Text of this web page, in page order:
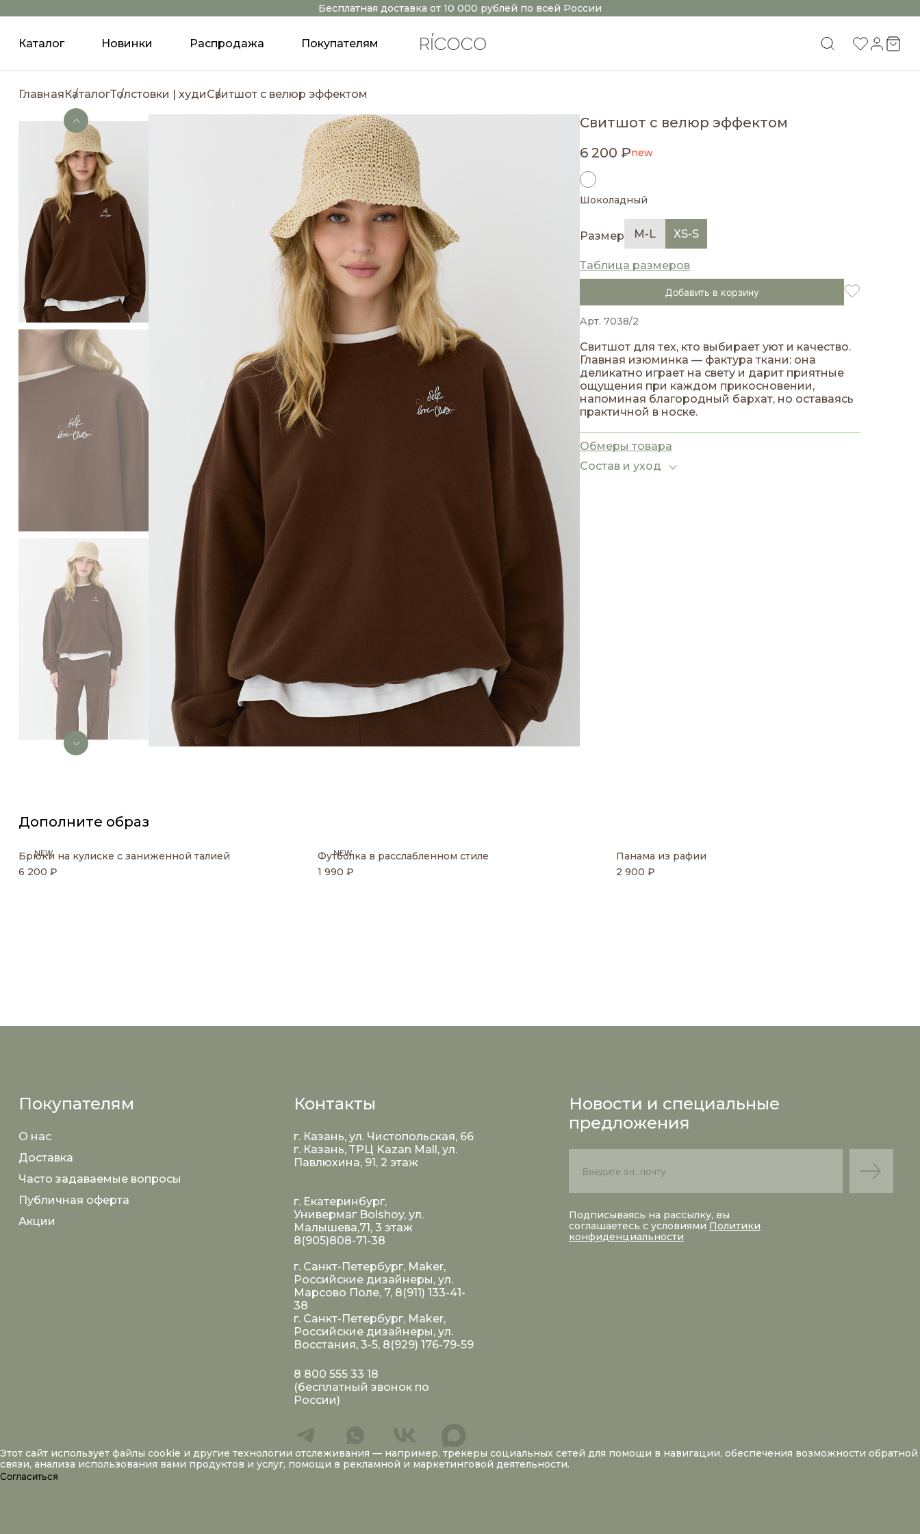
Бесплатная доставка от 10 000 рублей по всей России
Каталог Новинки Распродажа Покупателям
ГлавнаяКаталогТолстовки | худиСвитшот с велюр эффектом
Свитшот с велюр эффектом
6 200 ₽new
Шоколадный
Размер M-L XS-S
Таблица размеров
Добавить в корзину
Арт. 7038/2
Свитшот для тех, кто выбирает уют и качество.
Главная изюминка — фактура ткани: она
деликатно играет на свету и дарит приятные
ощущения при каждом прикосновении,
напоминая благородный бархат, но оставаясь
практичной в носке.
Обмеры товара
Состав и уход
Дополните образ
NEW
Брюки на кулиске с заниженной талией
6 200 ₽
NEW
Футболка в расслабленном стиле
1 990 ₽
Панама из рафии
2 900 ₽
Покупателям
О нас
Доставка
Часто задаваемые вопросы
Публичная оферта
Акции
Контакты
г. Казань, ул. Чистопольская, 66
г. Казань, ТРЦ Kazan Mall, ул.
Павлюхина, 91, 2 этаж
г. Екатеринбург,
Универмаг Bolshoy, ул.
Малышева,71, 3 этаж
8(905)808-71-38
г. Санкт-Петербург, Maker,
Российские дизайнеры, ул.
Марсово Поле, 7, 8(911) 133-41-
38
г. Санкт-Петербург, Maker,
Российские дизайнеры, ул.
Восстания, 3-5, 8(929) 176-79-59
8 800 555 33 18
(бесплатный звонок по
России)
Новости и специальные
предложения
Подписываясь на рассылку, вы
соглашаетесь с условиями Политики
конфиденциальности
Этот сайт использует файлы cookie и другие технологии отслеживания — например, трекеры социальных сетей для помощи в навигации, обеспечения возможности обратной
связи, анализа использования вами продуктов и услуг, помощи в рекламной и маркетинговой деятельности.
Согласиться